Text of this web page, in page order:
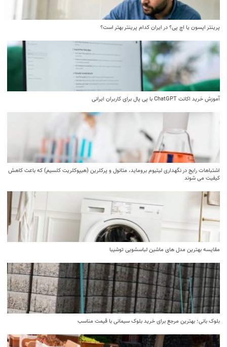
پرینتر اپسون یا اچ پی؟ در ایران کدام پرینتر بهتر است؟
آموزش خرید اکانت ChatGPT با پی پال برای کاربران ایرانی
اشتباهات رایج در نگهداری لیتیوم بروماید، متانول و پرکلرین (هیپوکلریت کلسیم) که باعث کاهش
کیفیت می‌ شوند
مقایسه بهترین مدل ‌های ماشین لباسشویی توشیبا
بلوک بانی؛ بهترین مرجع برای خرید بلوک سیمانی با قیمت مناسب